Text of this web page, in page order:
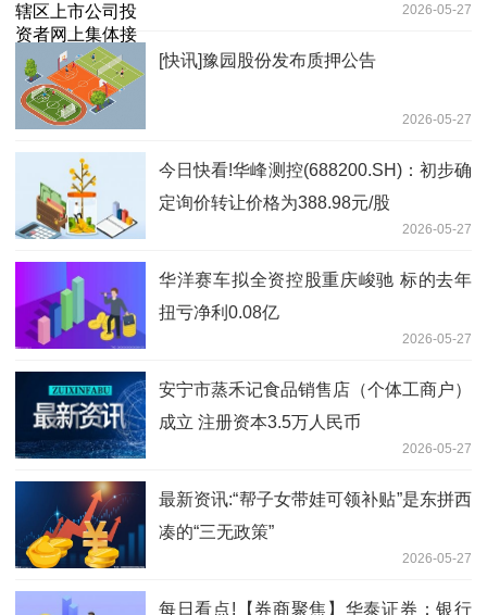
2026-05-27
[快讯]豫园股份发布质押公告
2026-05-27
今日快看!华峰测控(688200.SH)：初步确
定询价转让价格为388.98元/股
2026-05-27
华洋赛车拟全资控股重庆峻驰 标的去年
扭亏净利0.08亿
2026-05-27
安宁市蒸禾记食品销售店（个体工商户）
成立 注册资本3.5万人民币
2026-05-27
最新资讯:“帮子女带娃可领补贴”是东拼西
凑的“三无政策”
2026-05-27
每日看点!【券商聚焦】华泰证券：银行